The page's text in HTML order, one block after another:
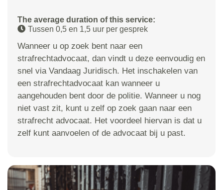
The average duration of this service:
Tussen 0,5 en 1,5 uur per gesprek
Wanneer u op zoek bent naar een
strafrechtadvocaat, dan vindt u deze eenvoudig en
snel via Vandaag Juridisch. Het inschakelen van
een strafrechtadvocaat kan wanneer u
aangehouden bent door de politie. Wanneer u nog
niet vast zit, kunt u zelf op zoek gaan naar een
strafrecht advocaat. Het voordeel hiervan is dat u
zelf kunt aanvoelen of de advocaat bij u past.